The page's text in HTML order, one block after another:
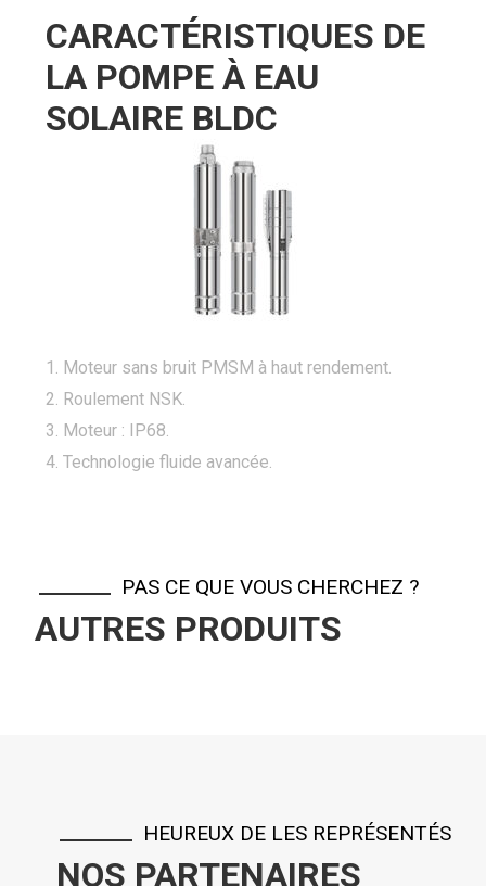
CARACTÉRISTIQUES DE
LA POMPE À EAU
SOLAIRE BLDC
1. Moteur sans bruit PMSM à haut rendement.
2. Roulement NSK.
3. Moteur : IP68.
4. Technologie fluide avancée.
PAS CE QUE VOUS CHERCHEZ ?
AUTRES PRODUITS
HEUREUX DE LES REPRÉSENTÉS
NOS PARTENAIRES